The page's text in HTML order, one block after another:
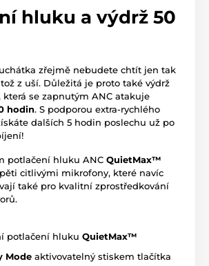
hluku a výdrž 50
zřejmě nebudete chtít jen tak
z uší. Důležitá je proto také výdrž
se zapnutým ANC atakuje
hodin. S podporou extra-rychlého
dalších 5 hodin poslechu už po
potlačení hluku ANC QuietMax™
citlivými mikrofony, které navíc
také pro kvalitní zprostředkování
potlačení hluku QuietMax™
Mode aktivovatelný stiskem tlačítka